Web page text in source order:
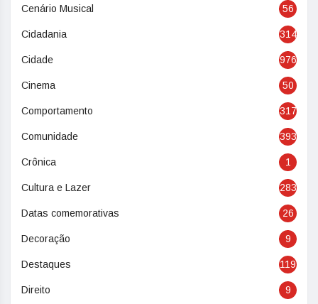
Cenário Musical 56
Cidadania 314
Cidade 976
Cinema 50
Comportamento 317
Comunidade 393
Crônica 1
Cultura e Lazer 283
Datas comemorativas 26
Decoração 9
Destaques 119
Direito 9